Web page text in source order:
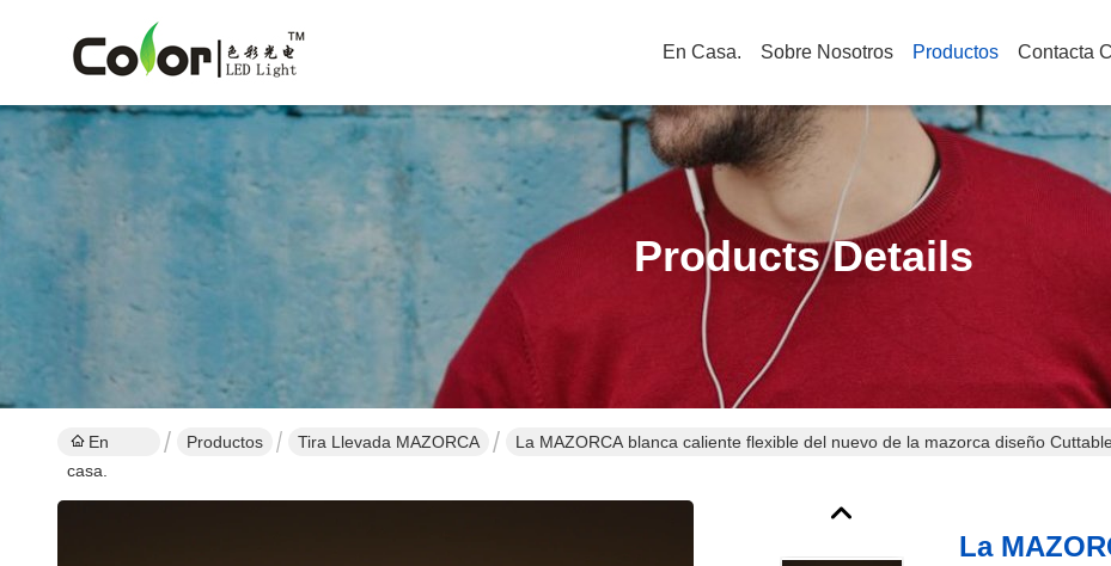
En Casa. Sobre Nosotros Productos Contacta
Products Details
En
casa.
Productos Tira Llevada MAZORCA
La MAZORCA blanca caliente flexible del nuevo de la mazorca diseño
La